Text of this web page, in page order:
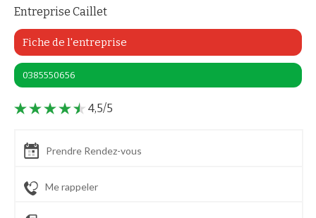
Entreprise Caillet
Fiche de l'entreprise
0385550656
4,5/5
Prendre Rendez-vous
Me rappeler
!
que le contenu de ce site vous intéresse
mais on aimerait bien vous accompagner
avec Google